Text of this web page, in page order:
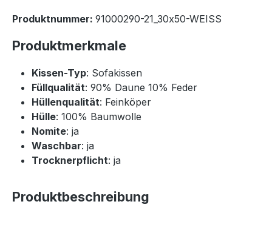
Produktnummer: 91000290-21_30x50-WEISS
Produktmerkmale
Kissen-Typ: Sofakissen
Füllqualität: 90% Daune 10% Feder
Hüllenqualität: Feinköper
Hülle: 100% Baumwolle
Nomite: ja
Waschbar: ja
Trocknerpflicht: ja
Produktbeschreibung